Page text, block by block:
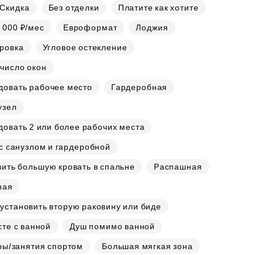
для роста
и ответы
Скидка Без отделки Платите как хотите
000 ₽/мес Евроформат Лоджия
Угловое остекление
окон
рабочее место Гардеробная
2 или более рабочих места
санузлом и гардеробной
большую кровать в спальне Распашная
вторую раковину или биде
с ванной Душ помимо ванной
занятия спортом Большая мягкая зона